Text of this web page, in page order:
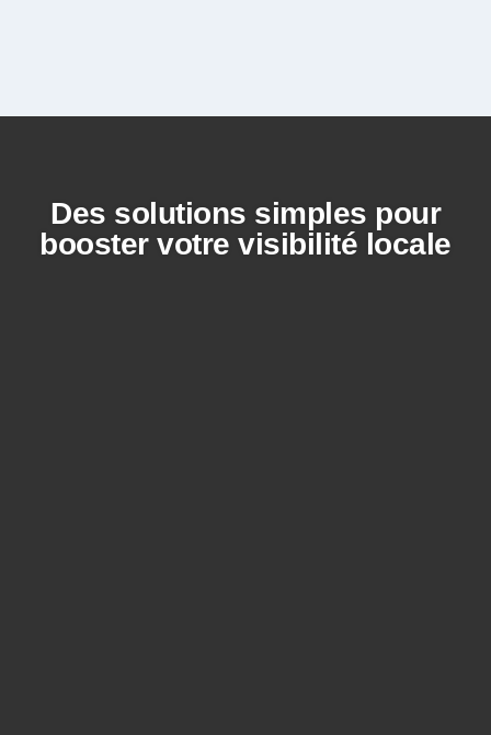
Des solutions simples pour
booster votre visibilité locale